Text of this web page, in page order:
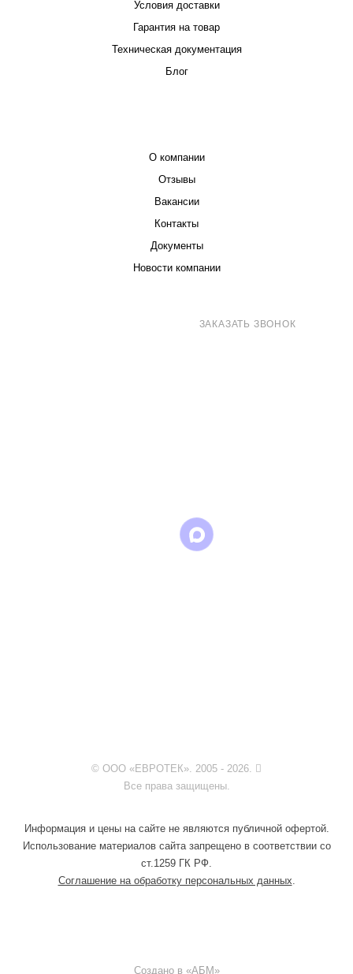
Условия доставки
Гарантия на товар
Техническая документация
Блог
О компании
Отзывы
Вакансии
Контакты
Документы
Новости компании
ЗАКАЗАТЬ ЗВОНОК
© ООО «ЕВРОТЕК». 2005 - 2026.
Все права защищены.
Информация и цены на сайте не являются публичной офертой.
Использование материалов сайта запрещено в соответствии со
ст.1259 ГК РФ.
Соглашение на обработку персональных данных
Создано в «АБМ »